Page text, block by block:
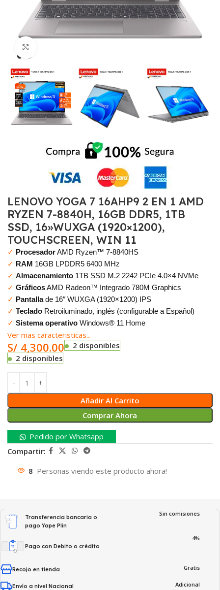
LENOVO YOGA 7 16AHP9 2 EN 1 AMD
RYZEN 7-8840H, 16GB DDR5, 1TB
SSD, 16»WUXGA (1920×1200),
TOUCHSCREEN, WIN 11
✓ ProcesadorAMD Ryzen™ 7-8840HS
✓ RAM 16GB LPDDR5 6400 MHz
✓ Almacenamiento 1TB SSD M.2 2242 PCIe 4.0×4 NVMe
✓ GráficosAMD Radeon™ Integrado 780M Graphics
✓ Pantallade 16″ WUXGA (1920×1200) IPS
✓ Teclado Retroiluminado, inglés (configurable a Español)
✓ Sistema operativo Windows® 11 Home
Ver mas caracteristicas...
S/ 4,300.00
2 disponibles
2 disponibles
Añadir Al Carrito
Comprar Ahora
Pedido por Whatsapp
Compartir:
8 Personas viendo este producto ahora!
Transferencia bancaria o
pago Yape Plin
Sin comisiones
Pago con Debito o crédito
4%
Recojo en tienda Gratis
Envío a nivel Nacional Adicional